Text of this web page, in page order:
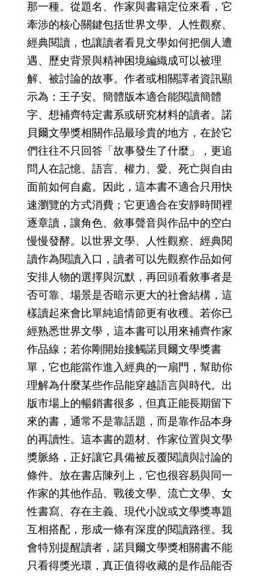
那一種。從題名、作家與書籍定位來看，它
牽涉的核心關鍵包括世界文學、人性觀察、
經典閱讀，也讓讀者看見文學如何把個人遭
遇、歷史背景與精神困境編織成可以被理
解、被討論的故事。作者或相關譯者資訊顯
示為：王子安。簡體版本適合能閱讀簡體
字、想補齊特定書系或研究材料的讀者。諾
貝爾文學獎相關作品最珍貴的地方，在於它
們往往不只回答「故事發生了什麼」，更追
問人在記憶、語言、權力、愛、死亡與自由
面前如何自處。因此，這本書不適合只用快
速瀏覽的方式消費；它更適合在安靜時間裡
逐章讀，讓角色、敘事聲音與作品中的空白
慢慢發酵。以世界文學、人性觀察、經典閱
讀作為閱讀入口，讀者可以先觀察作品如何
安排人物的選擇與沉默，再回頭看敘事者是
否可靠、場景是否暗示更大的社會結構，這
樣讀起來會比單純追情節更有收穫。若你已
經熟悉世界文學，這本書可以用來補齊作家
作品線；若你剛開始接觸諾貝爾文學獎書
單，它也能當作進入經典的一扇門，幫助你
理解為什麼某些作品能穿越語言與時代。出
版市場上的暢銷書很多，但真正能長期留下
來的書，通常不是靠話題，而是靠作品本身
的再讀性。這本書的題材、作家位置與文學
獎脈絡，正好讓它具備被反覆閱讀與討論的
條件。放在書店陳列上，它也很容易與同一
作家的其他作品、戰後文學、流亡文學、女
性書寫、存在主義、現代小說或文學獎專題
互相搭配，形成一條有深度的閱讀路徑。我
會特別提醒讀者，諾貝爾文學獎相關書不能
只看得獎光環，真正值得收藏的是作品能否